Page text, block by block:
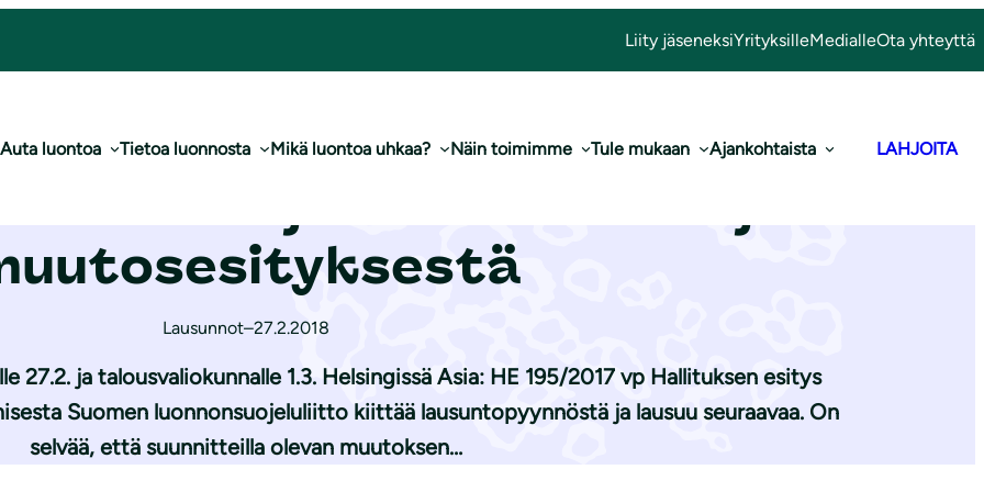
Liity jäseneksiYrityksilleMedialleOta yhteyttä
Auta luontoa Tietoa luonnosta Mikä luontoa uhkaa? Näin toimimme Tule mukaan Ajankohtaista LAHJOITA
vastuunjaon muu­tos­esi­tyk­ses­tä
Lausunnot–27.2.2018
27.2. ja talousvaliokunnalle 1.3. Helsingissä Asia: HE 195/2017 vp Hallituksen esitys
Suomen luonnonsuojeluliitto kiittää lausuntopyynnöstä ja lausuu seuraavaa. On
selvää, että suunnitteilla olevan muutoksen…